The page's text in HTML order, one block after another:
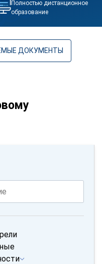
Полностью дистанционное
образование
ДОКУМЕНТЫ